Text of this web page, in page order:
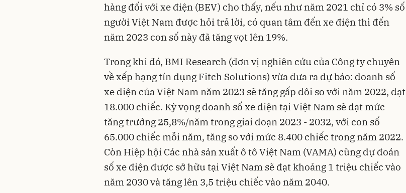
hàng đối với xe điện (BEV) cho thấy, nếu như năm 2021 chỉ có 3% số
người Việt Nam được hỏi trả lời, có quan tâm đến xe điện thì đến
năm 2023 con số này đã tăng vọt lên 19%.
Trong khi đó, BMI Research (đơn vị nghiên cứu của Công ty chuyên
về xếp hạng tín dụng Fitch Solutions) vừa đưa ra dự báo: doanh số
xe điện của Việt Nam năm 2023 sẽ tăng gấp đôi so với năm 2022, đạt
18.000 chiếc. Kỳ vọng doanh số xe điện tại Việt Nam sẽ đạt mức
tăng trưởng 25,8%/năm trong giai đoạn 2023 - 2032, với con số
65.000 chiếc mỗi năm, tăng so với mức 8.400 chiếc trong năm 2022.
Còn Hiệp hội Các nhà sản xuất ô tô Việt Nam (VAMA) cũng dự đoán
số xe điện được sở hữu tại Việt Nam sẽ đạt khoảng 1 triệu chiếc vào
năm 2030 và tăng lên 3,5 triệu chiếc vào năm 2040.